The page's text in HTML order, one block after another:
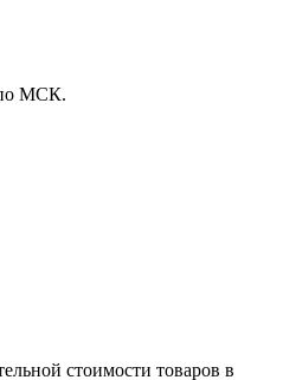
по МСК.
стоимости товаров в